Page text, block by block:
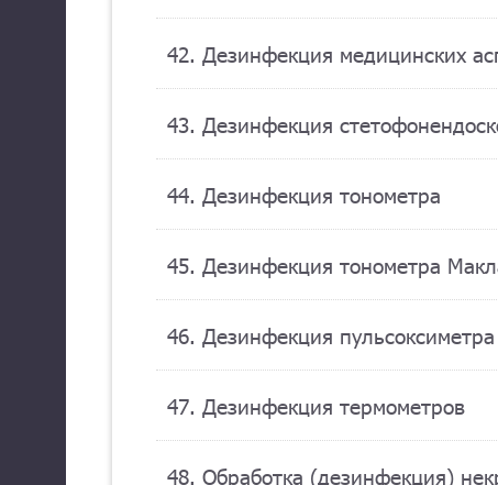
42. Дезинфекция медицинских
43. Дезинфекция
44. Дезинфекция тонометра
45. Дезинфекция тонометра
46. Дезинфекция пульсоксиметра
47. Дезинфекция термометров
48. Обработка (дезинфекция)